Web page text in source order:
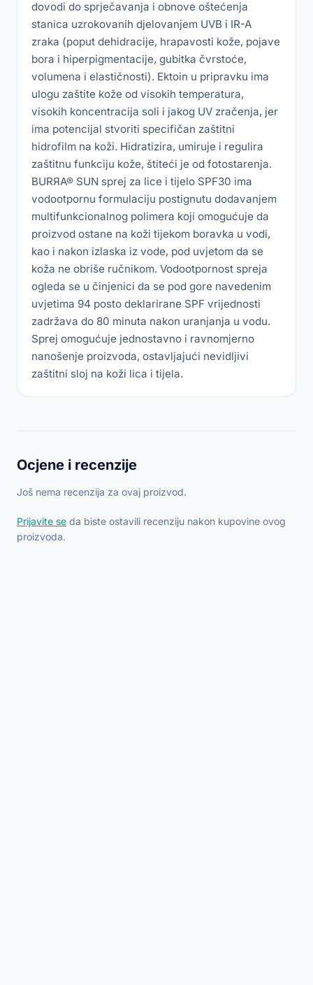
dovodi do sprječavanja i obnove oštećenja
stanica uzrokovanih djelovanjem UVB i IR-A
zraka (poput dehidracije, hrapavosti kože, pojave
bora i hiperpigmentacije, gubitka čvrstoće,
volumena i elastičnosti). Ektoin u pripravku ima
ulogu zaštite kože od visokih temperatura,
visokih koncentracija soli i jakog UV zračenja, jer
ima potencijal stvoriti specifičan zaštitni
hidrofilm na koži. Hidratizira, umiruje i regulira
zaštitnu funkciju kože, štiteći je od fotostarenja.
BURЯA® SUN sprej za lice i tijelo SPF30 ima
vodootpornu formulaciju postignutu dodavanjem
multifunkcionalnog polimera koji omogućuje da
proizvod ostane na koži tijekom boravka u vodi,
kao i nakon izlaska iz vode, pod uvjetom da se
koža ne obriše ručnikom. Vodootpornost spreja
ogleda se u činjenici da se pod gore navedenim
uvjetima 94 posto deklarirane SPF vrijednosti
zadržava do 80 minuta nakon uranjanja u vodu.
Sprej omogućuje jednostavno i ravnomjerno
nanošenje proizvoda, ostavljajući nevidljivi
zaštitni sloj na koži lica i tijela.
Ocjene i recenzije
Još nema recenzija za ovaj proizvod.
Prijavite se da biste ostavili recenziju nakon kupovine ovog
proizvoda.